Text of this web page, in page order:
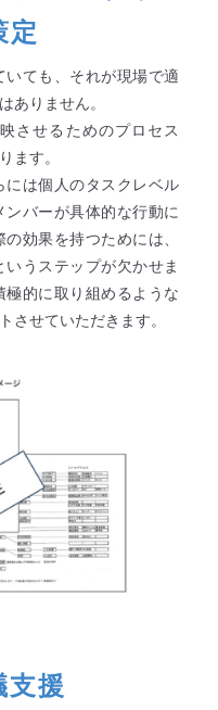
定
ても、それが現場で適
ありません。
させるためのプロセス
ます。
には個人のタスクレベル
バーが具体的な行動に
効果を持つためには、
うステップが欠かせま
的に取り組めるような
させていただきます。
支援